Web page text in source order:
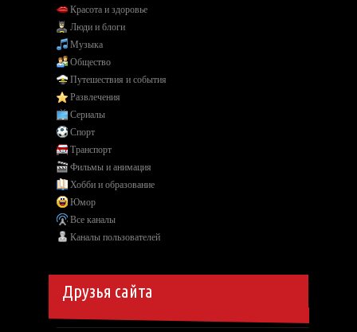
Красота и здоровье
Люди и блоги
Музыка
Общество
Путешествия и события
Развлечения
Сериалы
Спорт
Транспорт
Фильмы и анимация
Хобби и образование
Юмор
Все каналы
Каналы пользователей
Друзья сайта